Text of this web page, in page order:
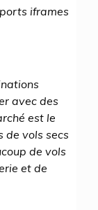
iframes
avec des
est le
de vols secs
de vols
et de